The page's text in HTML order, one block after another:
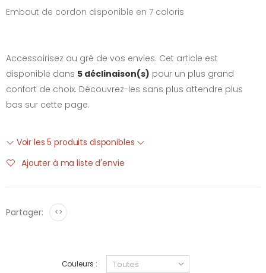
Embout de cordon disponible en 7 coloris
Accessoirisez au gré de vos envies. Cet article est
disponible dans 5 déclinaison(s) pour un plus grand
confort de choix. Découvrez-les sans plus attendre plus
bas sur cette page.
Voir les 5 produits disponibles
Ajouter à ma liste d'envie
Partager: <>
Couleurs :